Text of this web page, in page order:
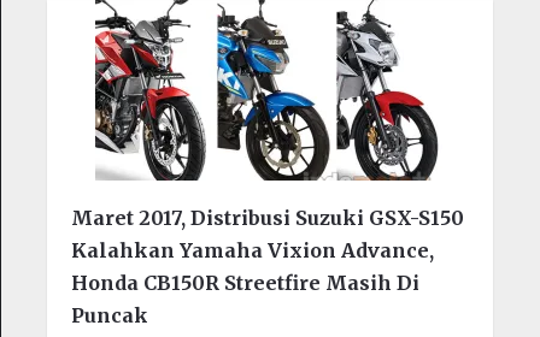
Maret 2017, Distribusi Suzuki GSX-S150
Kalahkan Yamaha Vixion Advance,
Honda CB150R Streetfire Masih Di
Puncak